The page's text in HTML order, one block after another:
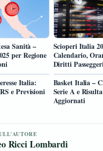
Sanità –
per Regione
Scioperi Italia
Calendario,
Diritti
Italia:
e Previsioni
Basket Italia –
Serie A e
Aggiornati
Ricci Lombardi